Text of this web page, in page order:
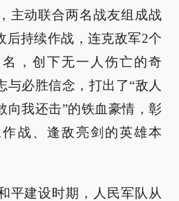
主动联合两名战友组成战
后持续作战，连克敌军2个
，创下无一人伤亡的奇
与必胜信念，打出了“敌人
向我还击”的铁血豪情，彰
战、逢敌亮剑的英雄本
平建设时期，人民军队从